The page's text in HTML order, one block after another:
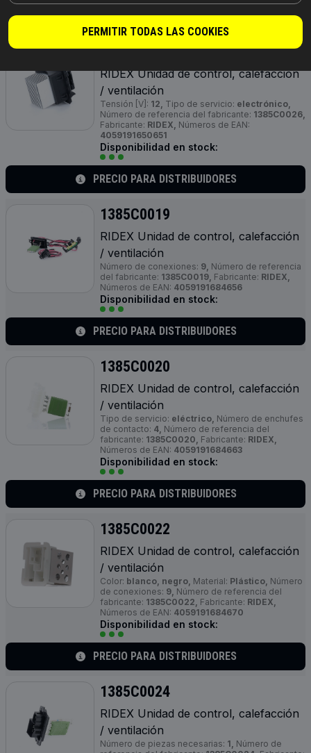
PERMITIR TODAS LAS COOKIES
PRECIO PARA DISTRIBUIDORES
1385C0026
RIDEX Unidad de control, calefacción
/ ventilación
Tensión [V]: 12, Tipo de servicio: electrónico,
Número de referencia del fabricante: 1385C0026,
Fabricante: RIDEX, Números de EAN:
4059191650651
Disponibilidad en stock:
PRECIO PARA DISTRIBUIDORES
1385C0019
RIDEX Unidad de control, calefacción
/ ventilación
Número de conexiones: 9, Número de referencia
del fabricante: 1385C0019, Fabricante: RIDEX,
Números de EAN: 4059191684656
Disponibilidad en stock:
PRECIO PARA DISTRIBUIDORES
1385C0020
RIDEX Unidad de control, calefacción
/ ventilación
Tipo de servicio: eléctrico, Número de enchufes
de contacto: 4, Número de referencia del
fabricante: 1385C0020, Fabricante: RIDEX,
Números de EAN: 4059191684663
Disponibilidad en stock:
PRECIO PARA DISTRIBUIDORES
1385C0022
RIDEX Unidad de control, calefacción
/ ventilación
Color: blanco, negro, Material: Plástico, Número
de conexiones: 9, Número de referencia del
fabricante: 1385C0022, Fabricante: RIDEX,
Números de EAN: 4059191684670
Disponibilidad en stock:
PRECIO PARA DISTRIBUIDORES
1385C0024
RIDEX Unidad de control, calefacción
/ ventilación
Número de piezas necesarias: 1, Número de